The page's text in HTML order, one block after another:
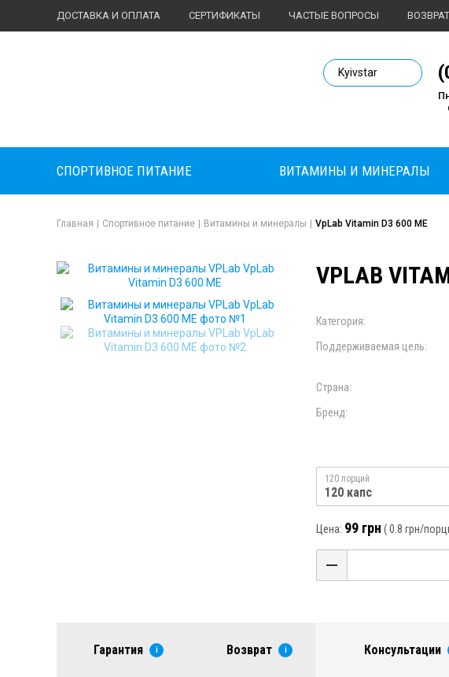
ДОСТАВКА И ОПЛАТА СЕРТИФИКАТЫ ЧАСТЫЕ ВОПРОСЫ
Body Market №1 магазин
Kyivstar
СПОРТИВНОЕ ПИТАНИЕ ВИТАМИНЫ И МИНЕРАЛЫ
Главная Спортивное питание Витамины и минералы VpLab Vitamin D3 600 МЕ
VPLAB
Категория:
Поддерживаемая цель:
Страна:
Бренд:
120 порций
120 капс
Цена: 99 грн (0.8 грн/
Гарантия i Возврат i Консультации